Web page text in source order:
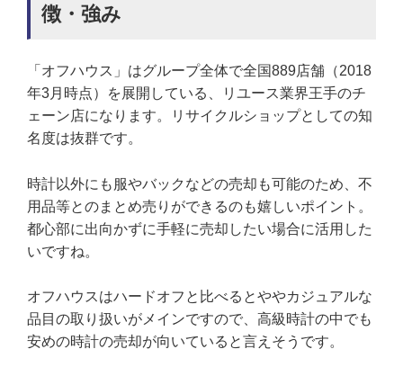
徴・強み
「オフハウス」はグループ全体で全国889店舗（2018
年3月時点）を展開している、リユース業界王手のチ
ェーン店になります。リサイクルショップとしての知
名度は抜群です。
時計以外にも服やバックなどの売却も可能のため、不
用品等とのまとめ売りができるのも嬉しいポイント。
都心部に出向かずに手軽に売却したい場合に活用した
いですね。
オフハウスはハードオフと比べるとややカジュアルな
品目の取り扱いがメインですので、高級時計の中でも
安めの時計の売却が向いていると言えそうです。